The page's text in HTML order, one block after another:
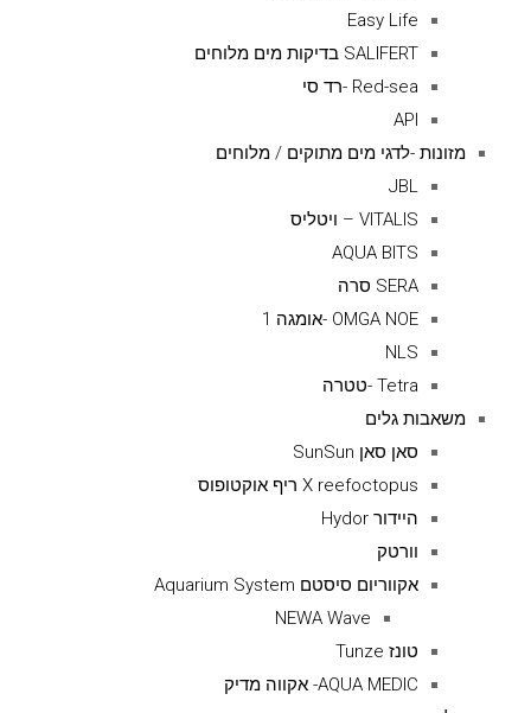
Easy Life
SALIFERT בדיקות מים מלוחים
Red-sea -רד סי
API
מזונות -לדגי מים מתוקים / מלוחים
JBL
VITALIS – ויטליס
AQUA BITS
SERA סרה
OMGA NOE -אומגה 1
NLS
Tetra -טטרה
משאבות גלים
סאן סאן SunSun
X reefoctopus ריף אוקטופוס
היידור Hydor
וורטק
אקווריום סיסטם Aquarium System
NEWA Wave
טונז Tunze
AQUA MEDIC- אקווה מדיק